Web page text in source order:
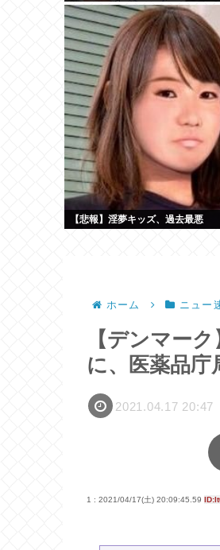
【悲報】淫夢キッズ、過去最悪
ホーム ニュー
【デンマー
に、医薬品庁
2021.04.17 20:47
1 : 2021/04/17(土) 20:09:45.59